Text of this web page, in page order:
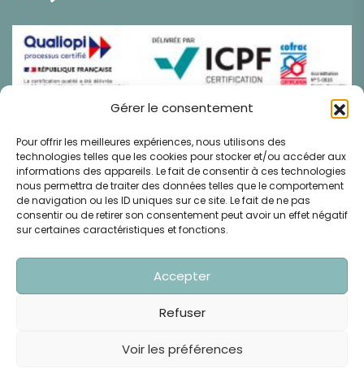
Gérer le consentement
Pour offrir les meilleures expériences, nous utilisons des
technologies telles que les cookies pour stocker et/ou accéder aux
informations des appareils. Le fait de consentir à ces technologies
nous permettra de traiter des données telles que le comportement
de navigation ou les ID uniques sur ce site. Le fait de ne pas
consentir ou de retirer son consentement peut avoir un effet négatif
sur certaines caractéristiques et fonctions.
Accepter
Refuser
Voir les préférences
Médiation De La Consommation : CM2C Centre De
De Justice 49 Rue De Ponthieu, 75008 Paris
Www.cm2c.net
Réservés